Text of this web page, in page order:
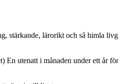
stärkande, lärorikt och så himla
En utenatt i månaden under ett år